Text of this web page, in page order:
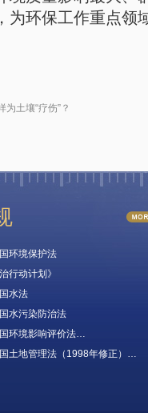
为环保工作重点领
为土壤“疗伤”？
环境保护法
行动计划》
水法
水污染防治法
环境影响评价法…
土地管理法（1998年修正）…